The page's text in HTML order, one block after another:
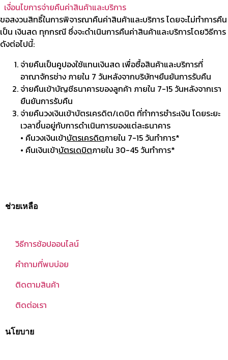
เงื่อนไขการจ่ายคืนค่าสินค้าและบริการ
ขอสงวนสิทธิ์ในการพิจารณาคืนค่าสินค้าและบริการ โดยจะไม่ทำการคืน
เป็น เงินสด ทุกกรณี ซึ่งจะดำเนินการคืนค่าสินค้าและบริการโดยวิธีการ
ดังต่อไปนี้:
จ่ายคืนเป็นคูปองใช้แทนเงินสด เพื่อซื้อสินค้าและบริการที่
อาณาจักรช่าง ภายใน 7 วันหลังจากบริษัทฯยืนยันการรับคืน
จ่ายคืนเข้าบัญชีธนาคารของลูกค้า ภายใน 7-15 วันหลังจากเรา
ยืนยันการรับคืน
จ่ายคืนวงเงินเข้าบัตรเครดิต/เดบิต ที่ทำการชำระเงิน โดยระยะ
เวลาขึ้นอยู่กับการดำเนินการของแต่ละธนาคาร
• คืนวงเงินเข้าบัตรเครดิตภายใน 7-15 วันทำการ*
• คืนเงินเข้าบัตรเดบิตภายใน 30-45 วันทำการ*
ช่วยเหลือ
วิธีการช้อปออนไลน์
คำถามที่พบบ่อย
ติดตามสินค้า
ติดต่อเรา
นโยบาย